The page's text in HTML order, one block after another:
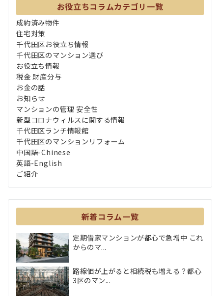
お役立ちコラムカテゴリ一覧
成約済み物件
住宅対策
千代田区お役立ち情報
千代田区のマンション選び
お役立ち情報
税金 財産分与
お金の話
お知らせ
マンションの管理 安全性
新型コロナウィルスに関する情報
千代田区ランチ情報館
千代田区のマンションリフォーム
中国語-Chinese
英語-English
ご紹介
新着コラム一覧
定期借家マンションが都心で急増中 これ
からのマ...
路線価が上がると相続税も増える？都心
3区のマン...